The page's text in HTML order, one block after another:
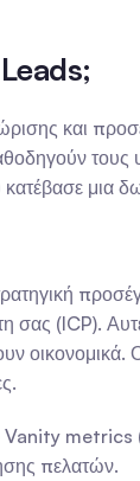
και
μια
σας (ICP).
Vanity
πελατών.